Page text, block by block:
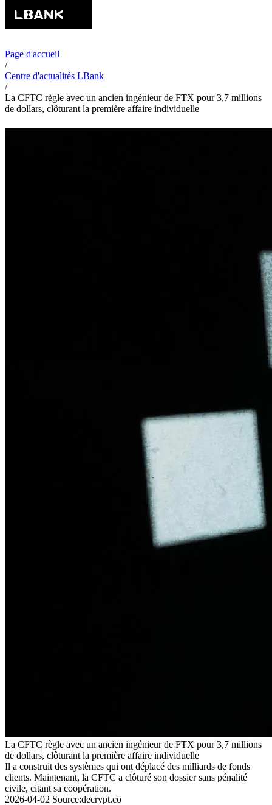
Page d'accueil
/
Centre d'actualités LBank
/
La CFTC règle avec un ancien ingénieur de FTX pour 3,7 millions
de dollars, clôturant la première affaire individuelle
La CFTC règle avec un ancien ingénieur de FTX pour 3,7 millions
de dollars, clôturant la première affaire individuelle
Il a construit des systèmes qui ont déplacé des milliards de fonds
clients. Maintenant, la CFTC a clôturé son dossier sans pénalité
civile, citant sa coopération.
2026-04-02 Source:decrypt.co